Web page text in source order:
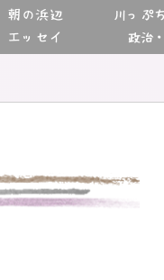
朝の浜辺
エッセイ
川っぷ
政治